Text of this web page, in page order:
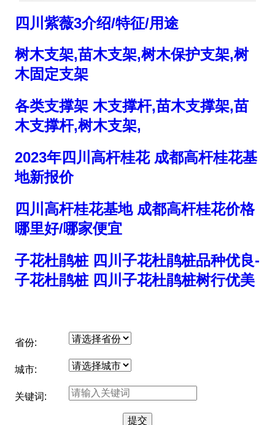
四川紫薇3介绍/特征/用途
树木支架,苗木支架,树木保护支架,树
木固定支架
各类支撑架 木支撑杆,苗木支撑架,苗
木支撑杆,树木支架,
2023年四川高杆桂花 成都高杆桂花基
地新报价
四川高杆桂花基地 成都高杆桂花价格
哪里好/哪家便宜
子花杜鹃桩 四川子花杜鹃桩品种优良-
子花杜鹃桩 四川子花杜鹃桩树行优美
省份:
城市:
关键词: